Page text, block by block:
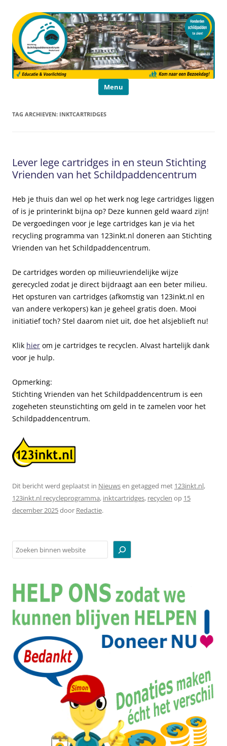
Menu
TAG ARCHIEVEN: INKTCARTRIDGES
Lever lege cartridges in en steun Stichting
Vrienden van het Schildpaddencentrum
Heb je thuis dan wel op het werk nog lege cartridges liggen
of is je printerinkt bijna op? Deze kunnen geld waard zijn!
De vergoedingen voor je lege cartridges kan je via het
recycling programma van 123inkt.nl doneren aan Stichting
Vrienden van het Schildpaddencentrum.
De cartridges worden op milieuvriendelijke wijze
gerecycled zodat je direct bijdraagt aan een beter milieu.
Het opsturen van cartridges (afkomstig van 123inkt.nl en
van andere verkopers) kan je geheel gratis doen. Mooi
initiatief toch? Stel daarom niet uit, doe het alsjeblieft nu!
Klik hier om je cartridges te recyclen. Alvast hartelijk dank
voor je hulp.
Opmerking:
Stichting Vrienden van het Schildpaddencentrum is een
zogeheten steunstichting om geld in te zamelen voor het
Schildpaddencentrum.
Dit bericht werd geplaatst in Nieuwsen getagged met 123inkt.nl,
123inkt.nl recycleprogramma, inktcartridges, recyclen op 15
december 2025door Redactie.
Zoeken